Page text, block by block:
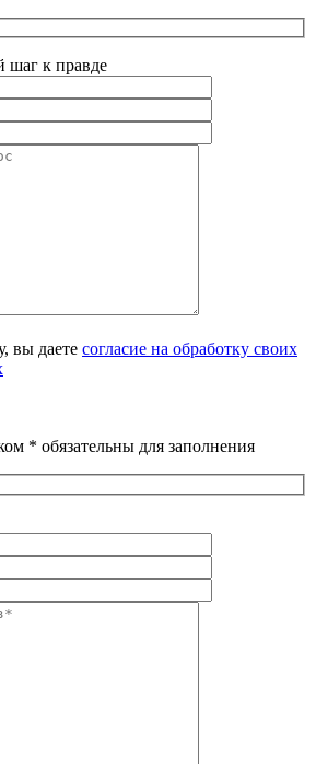
шаг к правде
вы даете согласие на обработку своих
* обязательны для заполнения